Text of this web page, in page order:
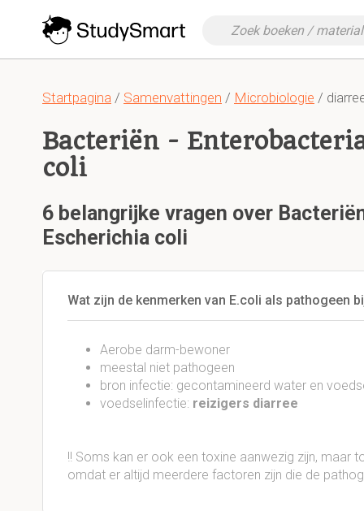
Startpagina / Samenvattingen / Microbiologie /
Bacteriën -
coli
6 belangrijke vragen over
Escherichia coli
Wat zijn de kenmerken van E.coli als pathogeen
Aerobe darm-bewoner
meestal niet pathogeen
bron infectie: gecontamineerd water en
voedselinfectie: reizigers diarree
!! Soms kan er ook een toxine aanwezig zijn, maar
omdat er altijd meerdere factoren zijn die de